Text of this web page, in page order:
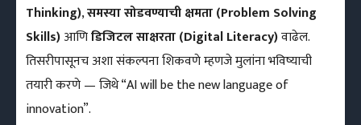
Thinking),समस्या सोडवण्याची क्षमता (Problem Solving
Skills)आणिडिजिटल साक्षरता (Digital Literacy)वाढेल.
तिसरीपासूनच अशा संकल्पना शिकवणे म्हणजे मुलांना भविष्याची
तयारी करणे — जिथे “AI will be the new language of
innovation”.